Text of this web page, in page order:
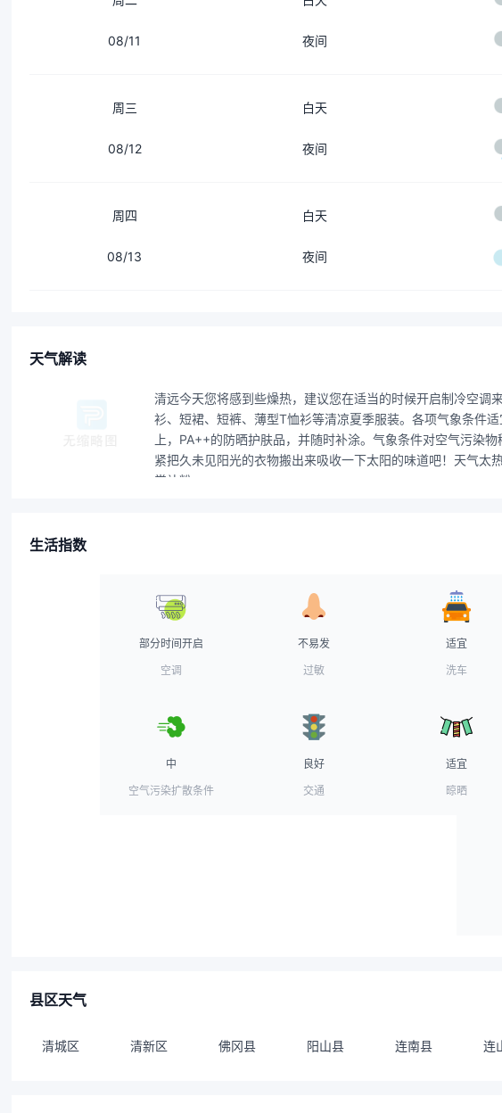
08/11 夜间
周三 白天
08/12 夜间
周四 白天
08/13 夜间
天气解读
清远今天您将感到些燥热，建议您在适当的时候开启制冷空
衫、短裙、短裤、薄型T恤衫等清凉夏季服装。各项气象条件
上，PA++的防晒护肤品，并随时补涂。气象条件对空气污染
紧把久未见阳光的衣物搬出来吸收一下太阳的味道吧！天气太
常补粉。
生活指数
部分时间开启
空调
不易发
过敏
适宜
洗车
中
空气污染扩散条件
良好
交通
适宜
晾晒
县区天气
清城区 清新区 佛冈县 阳山县 连南县 连